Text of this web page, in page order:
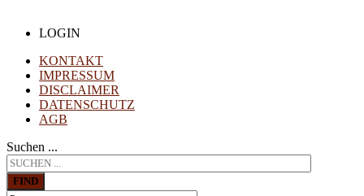
LOGIN
KONTAKT
IMPRESSUM
DISCLAIMER
DATENSCHUTZ
AGB
Suchen ...
FIND